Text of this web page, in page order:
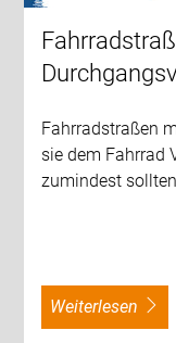
Fahrradstraßen
sie dem Fahrrad
zumindest
weiterlesen